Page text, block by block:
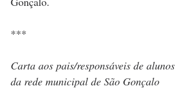
***
Carta aos pais/responsáveis de alunos
da rede municipal de São Gonçalo